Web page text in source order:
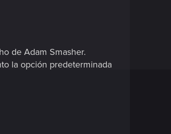
de Adam Smasher.
la opción predeterminada